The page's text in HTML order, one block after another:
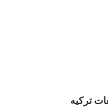
ترکیه